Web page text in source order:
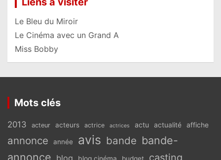
Le Bleu du Miroir
Le Cinéma avec un Grand A
Miss Bobby
Mots clés
2013 acteur acteurs actrice actrices actu actualité affiche
annonce année avis bande bande-
annonce